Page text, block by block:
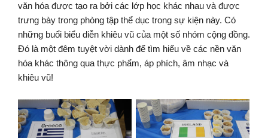
văn hóa được tạo ra bởi các lớp học khác nhau và được
trưng bày trong phòng tập thể dục trong sự kiện này. Có
những buổi biểu diễn khiêu vũ của một số nhóm cộng đồng.
Đó là một đêm tuyệt vời dành để tìm hiểu về các nền văn
hóa khác thông qua thực phẩm, áp phích, âm nhạc và
khiêu vũ!